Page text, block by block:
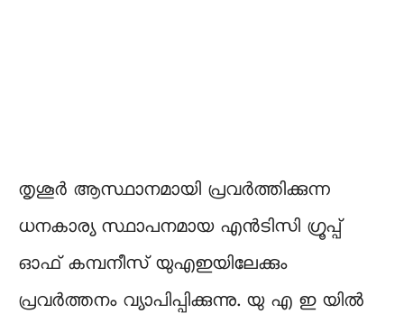
തൃശൂർ ആസ്ഥാനമായി പ്രവർത്തിക്കുന്ന
ധനകാര്യ സ്ഥാപനമായ എൻടിസി ഗ്രൂപ്പ്
ഓഫ് കമ്പനീസ് യുഎഇയിലേക്കും
പ്രവർത്തനം വ്യാപിപ്പിക്കുന്നു. യു എ ഇ യിൽ